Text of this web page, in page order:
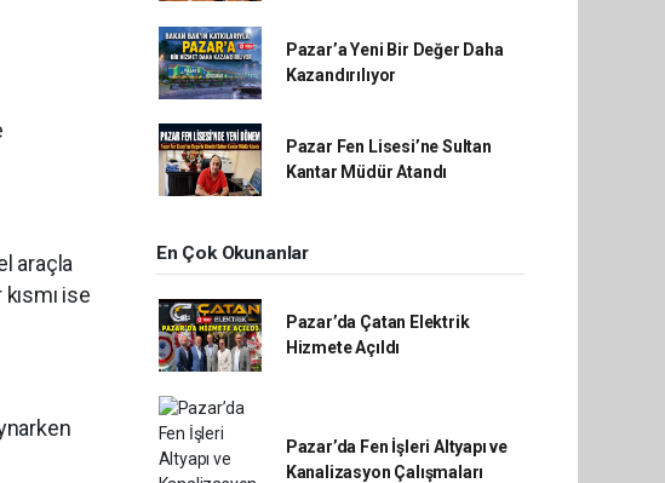
araçla
ise
Pazar’a Yeni Bir Değer Daha
Kazandırılıyor
Pazar Fen Lisesi’ne Sultan
Kantar Müdür Atandı
En Çok Okunanlar
Pazar’da Çatan Elektrik
Hizmete Açıldı
Pazar’da Fen İşleri Altyapı ve
Kanalizasyon Çalışmaları